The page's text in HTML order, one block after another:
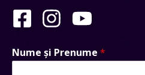
Nume și Prenume *